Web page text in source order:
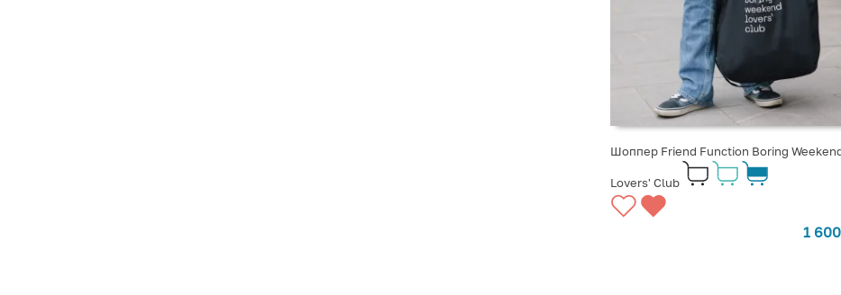
Шоппер Friend Function Boring
Lovers' Club
1 600